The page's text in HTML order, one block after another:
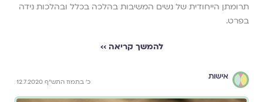
תרומתן הייחודית של נשים המשיבות בהלכה בכלל ובהלכות נידה
בפרט.
להמשך קריאה ››
אישות
כ' בתמוז התש"ף 12.7.2020